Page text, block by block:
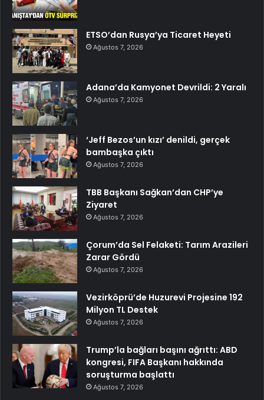
ETSO’dan Rusya’ya Ticaret Heyeti
Ağustos 7, 2026
Adana’da Kamyonet Devrildi: 2 Yaralı
Ağustos 7, 2026
‘Jeff Bezos’un kızı’ denildi, gerçek
bambaşka çıktı
Ağustos 7, 2026
TBB Başkanı Sağkan’dan CHP’ye
Ziyaret
Ağustos 7, 2026
Çorum’da Sel Felaketi: Tarım Arazileri
Zarar Gördü
Ağustos 7, 2026
Vezirköprü’de Huzurevi Projesine 192
Milyon TL Destek
Ağustos 7, 2026
Trump’la bağları başını ağrıttı: ABD
kongresi, FIFA Başkanı hakkında
soruşturma başlattı
Ağustos 7, 2026